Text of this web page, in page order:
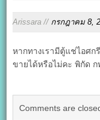
Arissara // กรกฎาคม 8,
หากทางเรามีตู้แช่ไอศก
ขายได้หรือไม่คะ พิกัด
Comments are